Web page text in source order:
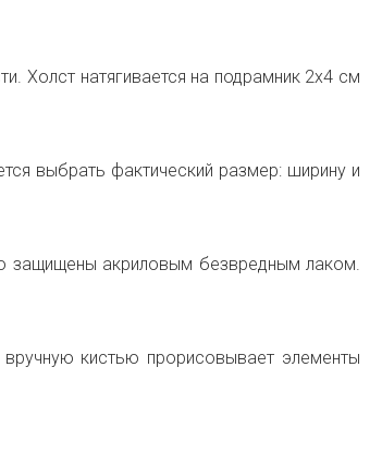
Холст натягивается на подрамник 2х4 см
выбрать фактический размер: ширину и
защищены акриловым безвредным лаком.
кистью прорисовывает элементы